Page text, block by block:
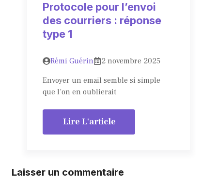
Protocole pour l’envoi
des courriers : réponse
type 1
Rémi Guérin
2 novembre 2025
Envoyer un email semble si simple
que l’on en oublierait
Lire L'article
Laisser un commentaire